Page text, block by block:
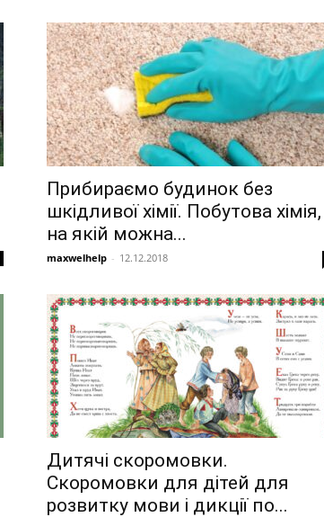
Прибираємо будинок без
шкідливої хімії. Побутова хімія,
на якій можна...
maxwelhelp - 12.12.2018
Дитячі скоромовки.
Скоромовки для дітей для
розвитку мови і дикції по...